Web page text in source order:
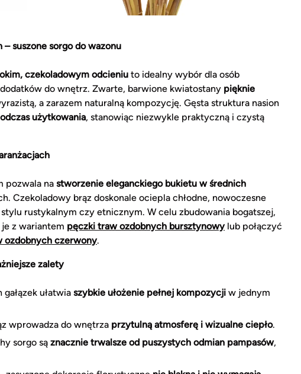
suszone sorgo do wazonu
czekoladowym odcieniu to idealny wybór dla osób
do wnętrz. Zwarte, barwione kwiatostany pięknie
a zarazem naturalną kompozycję. Gęsta struktura nasion
użytkowania, stanowiąc niezwykle praktyczną i czystą
pozwala na stworzenie eleganckiego bukietu w średnich
Czekoladowy brąz doskonale ociepla chłodne, nowoczesne
rustykalnym czy etnicznym. W celu zbudowania bogatszej,
z wariantem pęczki traw ozdobnych bursztynowylub połączyć
ozdobnych czerwony.
zalety
ułatwia szybkie ułożenie pełnej kompozycji w jednym
wprowadza do wnętrza przytulną atmosferę i wizualne ciepło.
sorgo są znacznie trwalsze od puszystych odmian pampasów,